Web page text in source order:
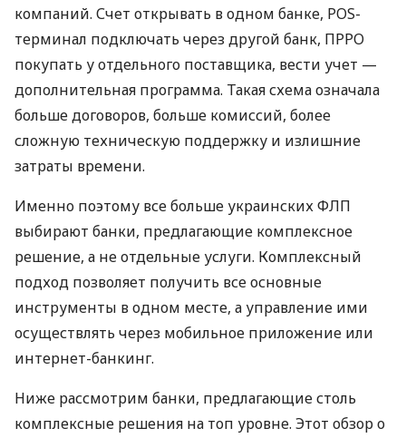
компаний. Счет открывать в одном банке, POS-
терминал подключать через другой банк, ПРРО
покупать у отдельного поставщика, вести учет —
дополнительная программа. Такая схема означала
больше договоров, больше комиссий, более
сложную техническую поддержку и излишние
затраты времени.
Именно поэтому все больше украинских ФЛП
выбирают банки, предлагающие комплексное
решение, а не отдельные услуги. Комплексный
подход позволяет получить все основные
инструменты в одном месте, а управление ими
осуществлять через мобильное приложение или
интернет-банкинг.
Ниже рассмотрим банки, предлагающие столь
комплексные решения на топ уровне. Этот обзор о